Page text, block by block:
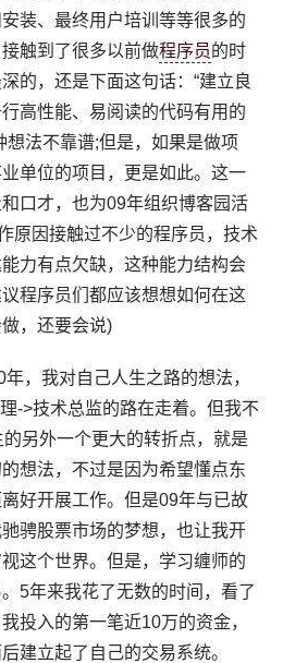
装、最终用户培训等等很多的
触到了很多以前做程序员的时
的，还是下面这句话：“建立良
高性能、易阅读的代码有用的
想法不靠谱;但是，如果是做项
单位的项目，更是如此。这一
口才，也为09年组织博客园活
原因接触过不少的程序员，技术
力有点欠缺，这种能力结构会
程序员们都应该想想如何在这
，还要会说)
，我对自己人生之路的想法，
->技术总监的路在走着。但我不
另外一个更大的转折点，就是
想法，不过是因为希望懂点东
好开展工作。但是09年与已故
骋股票市场的梦想，也让我开
这个世界。但是，学习缠师的
5年来我花了无数的时间，看了
投入的第一笔近10万的资金，
建立起了自己的交易系统。